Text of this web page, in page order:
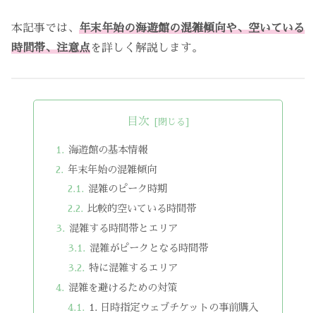
本記事では、 年末年始の海遊館の混雑傾向や、空いている
時間帯、注意点を詳しく解説します。
目次
海遊館の基本情報
年末年始の混雑傾向
混雑のピーク時期
比較的空いている時間帯
混雑する時間帯とエリア
混雑がピークとなる時間帯
特に混雑するエリア
混雑を避けるための対策
1. 日時指定ウェブチケットの事前購入